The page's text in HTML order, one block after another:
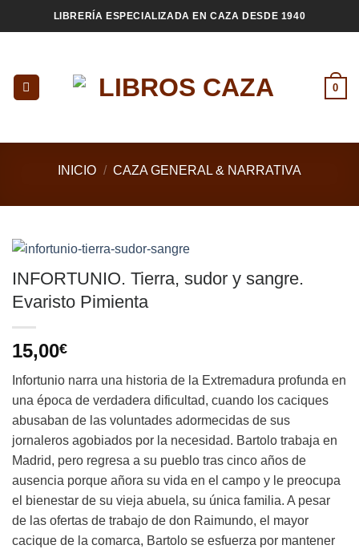
al
LIBRERÍA ESPECIALIZADA EN CAZA DESDE 1940
0
INICIO / CAZA GENERAL & NARRATIVA
INFORTUNIO. Tierra, sudor y sangre.
Evaristo Pimienta
15,00€
Infortunio narra una historia de la Extremadura profunda en
una época de verdadera dificultad, cuando los caciques
abusaban de las voluntades adormecidas de sus
jornaleros agobiados por la necesidad. Bartolo trabaja en
Madrid, pero regresa a su pueblo tras cinco años de
ausencia porque añora su vida en el campo y le preocupa
el bienestar de su vieja abuela, su única familia. A pesar
de las ofertas de trabajo de don Raimundo, el mayor
cacique de la comarca, Bartolo se esfuerza por mantener